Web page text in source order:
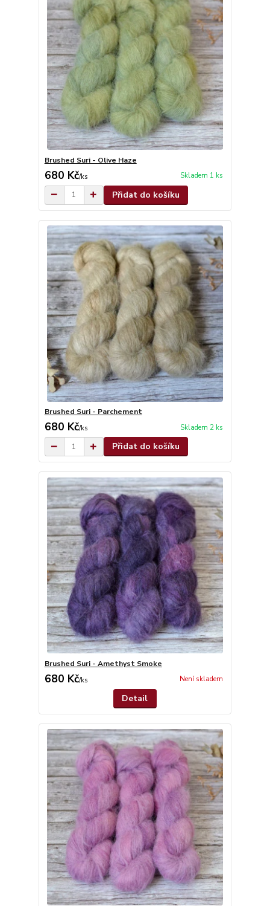
Brushed Suri - Olive Haze
680 Kč/ks Skladem 1 ks
Přidat do košíku
Brushed Suri - Parchement
680 Kč/ks Skladem 2 ks
Přidat do košíku
Brushed Suri - Amethyst Smoke
680 Kč/ks Není skladem
Detail